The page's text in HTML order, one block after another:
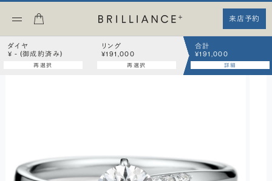
来店予約
ダイヤ
¥ - (御成約済み)
再選択
リング
¥191,000
再選択
合計
¥191,000
詳細